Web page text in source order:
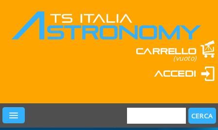
Carrello
(vuoto)
Accedi